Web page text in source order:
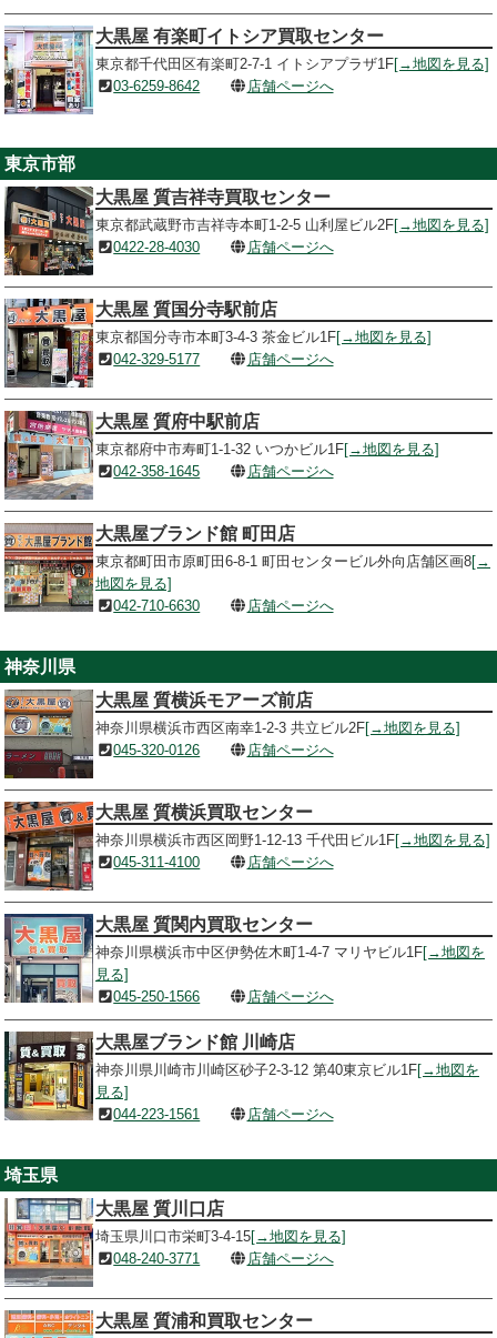
大黒屋 有楽町イトシア買取センター
東京都千代田区有楽町2-7-1 イトシアプラザ1F[→地図を見る]
03-6259-8642
店舗ページへ
東京市部
大黒屋 質吉祥寺買取センター
東京都武蔵野市吉祥寺本町1-2-5 山利屋ビル2F[→地図を見る]
0422-28-4030
店舗ページへ
大黒屋 質国分寺駅前店
東京都国分寺市本町3-4-3 茶金ビル1F[→地図を見る]
042-329-5177
店舗ページへ
大黒屋 質府中駅前店
東京都府中市寿町1-1-32 いつかビル1F[→地図を見る]
042-358-1645
店舗ページへ
大黒屋ブランド館 町田店
東京都町田市原町田6-8-1 町田センタービル外向店舗区画8[→
地図を見る]
042-710-6630
店舗ページへ
神奈川県
大黒屋 質横浜モアーズ前店
神奈川県横浜市西区南幸1-2-3 共立ビル2F[→地図を見る]
045-320-0126
店舗ページへ
大黒屋 質横浜買取センター
神奈川県横浜市西区岡野1-12-13 千代田ビル1F[→地図を見る]
045-311-4100
店舗ページへ
大黒屋 質関内買取センター
神奈川県横浜市中区伊勢佐木町1-4-7 マリヤビル1F[→地図を
見る]
045-250-1566
店舗ページへ
大黒屋ブランド館 川崎店
神奈川県川崎市川崎区砂子2-3-12 第40東京ビル1F[→地図を
見る]
044-223-1561
店舗ページへ
埼玉県
大黒屋 質川口店
埼玉県川口市栄町3-4-15[→地図を見る]
048-240-3771
店舗ページへ
大黒屋 質浦和買取センター